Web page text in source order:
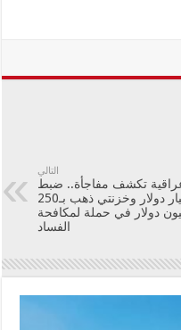
التالي
عراقية تكشف مفاجأة.. ضبط
مليار دولار وخزنتي ذهب بـ250
دولار في حملة لمكافحة
الفساد